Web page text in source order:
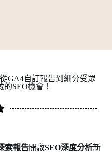
GA4自訂報告到細分受眾
SEO機會！
索報告開啟SEO深度分析新